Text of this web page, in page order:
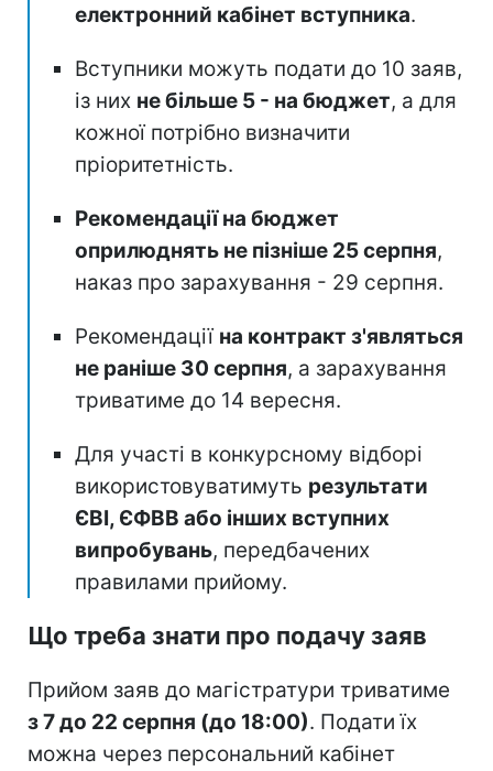
електронний кабінет вступника.
Вступники можуть подати до 10 заяв,
із них не більше 5 - на бюджет, а для
кожної потрібно визначити
пріоритетність.
Рекомендації на бюджет
оприлюднять не пізніше 25 серпня,
наказ про зарахування - 29 серпня.
Рекомендації на контракт з'являться
не раніше 30 серпня, а зарахування
триватиме до 14 вересня.
Для участі в конкурсному відборі
використовуватимуть результати
ЄВІ, ЄФВВ або інших вступних
випробувань, передбачених
правилами прийому.
Що треба знати про подачу заяв
Прийом заяв до магістратури триватиме
з 7 до 22 серпня (до 18:00). Подати їх
можна через персональний кабінет